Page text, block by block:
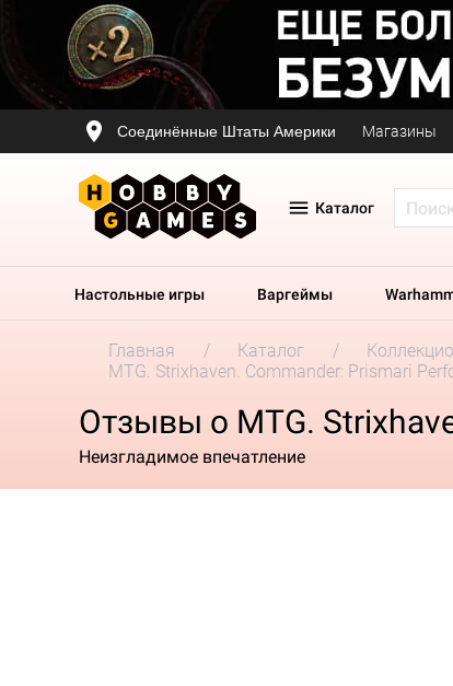
Соединённые Штаты Америки Магазины
Каталог
Настольные игры Варгеймы
Главная Каталог
MTG. Strixhaven. Commander: Prismari
Отзывы о MTG.
Неизгладимое впечатление